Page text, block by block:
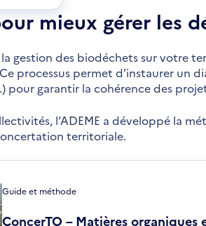
nouvelle
fenêtre
mieux gérer les
gestion des biodéchets sur votre
processus permet d’instaurer un
pour garantir la cohérence des
l’ADEME a développé la
territoriale.
Guide et méthode
ConcerTO – Matières